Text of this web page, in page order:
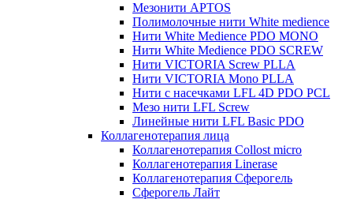
Мезонити APTOS
Полимолочные нити White medience
Нити White Medience PDO MONO
Нити White Medience PDO SCREW
Нити VICTORIA Screw PLLA
Нити VICTORIA Mono PLLA
Нити с насечками LFL 4D PDO PCL
Мезо нити LFL Screw
Линейные нити LFL Basic PDO
Коллагенотерапия лица
Коллагенотерапия Collost micro
Коллагенотерапия Linerase
Коллагенотерапия Сферогель
Сферогель Лайт